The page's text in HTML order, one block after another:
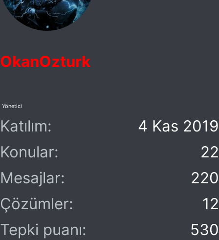
OkanOzturk
Yönetici
Katılım
4 Kas 2019
Konular
22
Mesajlar
220
Çözümler
12
Tepki puanı
530